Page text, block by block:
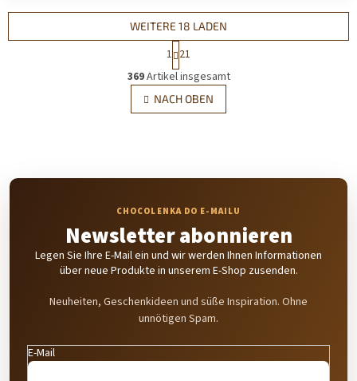
S
t
e
u
l
m
n
t
e
e
L
i
s
WEITERE 18 LADEN
P
a
g
i
n
i
g
1 21
369Artikel insgesamt
NACH OBEN
Newsletter abonnieren
Legen Sie Ihre E-Mail ein und wir werden Ihnen Informationen
über neue Produkte in unserem E-Shop zusenden.
Neuheiten, Geschenkideen und süße Inspiration. Ohne
unnötigen Spam.
E-Mail